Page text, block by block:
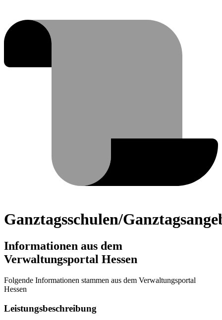
Ganztagsschulen/
Informationen aus dem
Verwaltungsportal Hessen
Folgende Informationen stammen aus dem Verwaltungsportal
Hessen
Leistungsbeschreibung